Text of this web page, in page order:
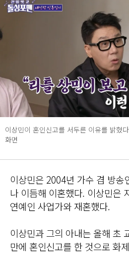
이상민이 혼인신고를 서두른 이유를 밝혔
화면
이상민은 2004년 가수 겸 방송
나 이듬해 이혼했다. 이상민은
연예인 사업가와 재혼했다.
이상민과 그의 아내는 올해 초
만에 혼인신고를 한 것으로 화